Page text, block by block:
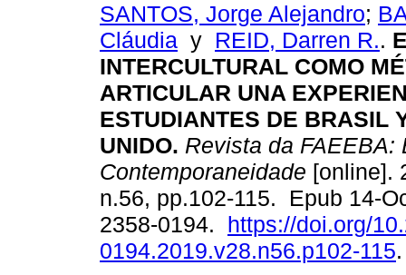
SANTOS, Jorge Alejandro;
Cláudia y REID, Darren R..
INTERCULTURAL COMO
ARTICULAR UNA
ESTUDIANTES DE BRASIL
UNIDO. Revista da FAEEBA:
Contemporaneidade [online].
n.56, pp.102-115. Epub 14-
2358-0194. https://doi.org/
0194.2019.v28.n56.p102-115.